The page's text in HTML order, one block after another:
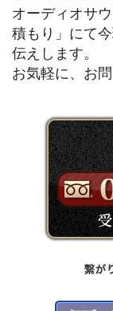
オーディオサ
積もり」にて
伝えします。
お気軽に、お